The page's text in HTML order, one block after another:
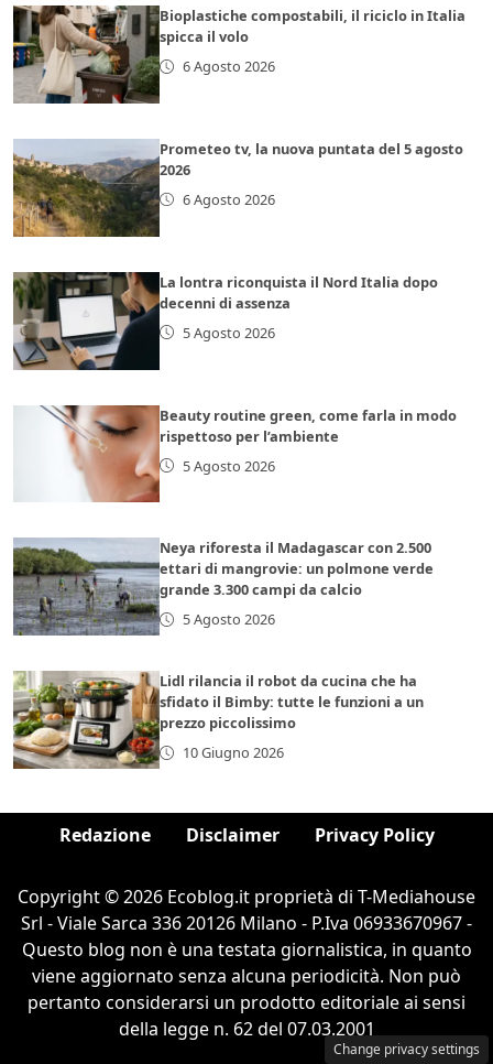
Bioplastiche compostabili, il riciclo in Italia
spicca il volo
6 Agosto 2026
Prometeo tv, la nuova puntata del 5 agosto
2026
6 Agosto 2026
La lontra riconquista il Nord Italia dopo
decenni di assenza
5 Agosto 2026
Beauty routine green, come farla in modo
rispettoso per l’ambiente
5 Agosto 2026
Neya riforesta il Madagascar con 2.500
ettari di mangrovie: un polmone verde
grande 3.300 campi da calcio
5 Agosto 2026
Lidl rilancia il robot da cucina che ha
sfidato il Bimby: tutte le funzioni a un
prezzo piccolissimo
10 Giugno 2026
Redazione Disclaimer Privacy Policy
Copyright © 2026 Ecoblog.it proprietà di T-Mediahouse
Srl - Viale Sarca 336 20126 Milano - P.Iva 06933670967 -
Questo blog non è una testata giornalistica, in quanto
viene aggiornato senza alcuna periodicità. Non può
pertanto considerarsi un prodotto editoriale ai sensi
della legge n. 62 del 07.03.2001
Change privacy settings